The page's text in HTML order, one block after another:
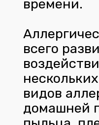
времени.
всего
видов
домашней